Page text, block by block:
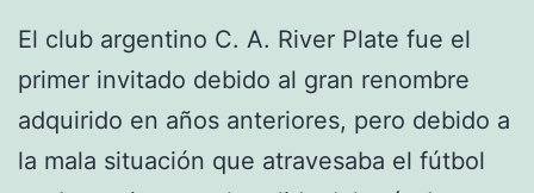
El club argentino C. A. River Plate fue el
primer invitado debido al gran renombre
adquirido en años anteriores, pero debido a
la mala situación que atravesaba el fútbol